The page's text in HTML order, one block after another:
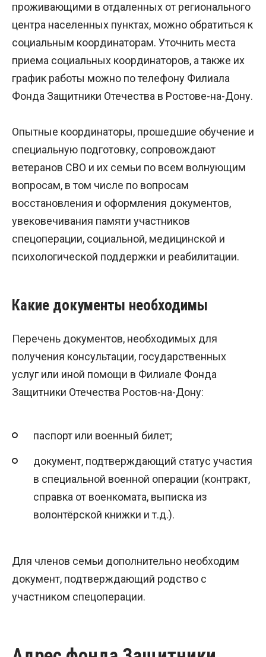
проживающими в отдаленных от регионального
центра населенных пунктах, можно обратиться к
социальным координаторам. Уточнить места
приема социальных координаторов, а также их
график работы можно по телефону Филиала
Фонда Защитники Отечества в Ростове-на-Дону.
Опытные координаторы, прошедшие обучение и
специальную подготовку, сопровождают
ветеранов СВО и их семьи по всем волнующим
вопросам, в том числе по вопросам
восстановления и оформления документов,
увековечивания памяти участников
спецоперации, социальной, медицинской и
психологической поддержки и реабилитации.
Какие документы необходимы
Перечень документов, необходимых для
получения консультации, государственных
услуг или иной помощи в Филиале Фонда
Защитники Отечества Ростов-на-Дону:
паспорт или военный билет;
документ, подтверждающий статус участия
в специальной военной операции (контракт,
справка от военкомата, выписка из
волонтёрской книжки и т.д.).
Для членов семьи дополнительно необходим
документ, подтверждающий родство с
участником спецоперации.